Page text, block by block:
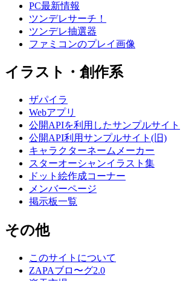
PC最新情報
ツンデレサーチ！
ツンデレ抽選器
ファミコンのプレイ画像
イラスト・創作系
ザパイラ
Webアプリ
公開APIを利用したサンプルサイト
公開API利用サンプルサイト(旧)
キャラクターネームメーカー
スターオーシャンイラスト集
ドット絵作成コーナー
メンバーページ
掲示板一覧
その他
このサイトについて
ZAPAブロ〜グ2.0